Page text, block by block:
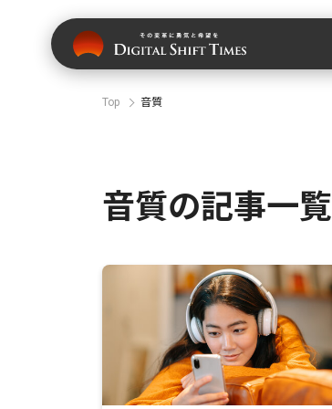
Top 音質
音質の記事一覧